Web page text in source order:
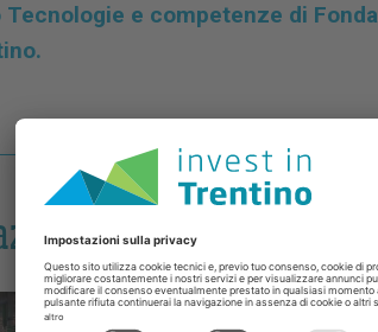
e competenze di
che hanno
Fly, dal motore Airbus al